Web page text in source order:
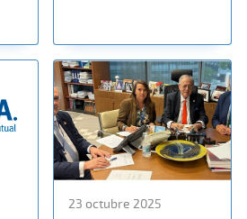
23 octubre 2025